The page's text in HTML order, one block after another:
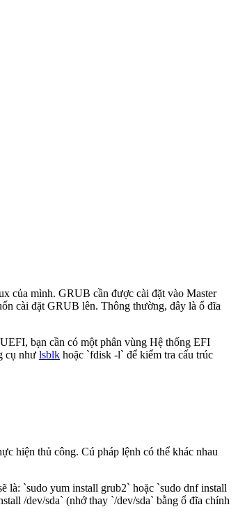
của mình. GRUB cần được cài đặt vào Master
cài đặt GRUB lên. Thông thường, đây là ổ đĩa
bạn cần có một phân vùng Hệ thống EFI
cụ như lsblk hoặc `fdisk -l` để kiểm tra cấu trúc
hiện thủ công. Cú pháp lệnh có thể khác nhau
là: `sudo yum install grub2` hoặc `sudo dnf install
/dev/sda` (nhớ thay `/dev/sda` bằng ổ đĩa chính